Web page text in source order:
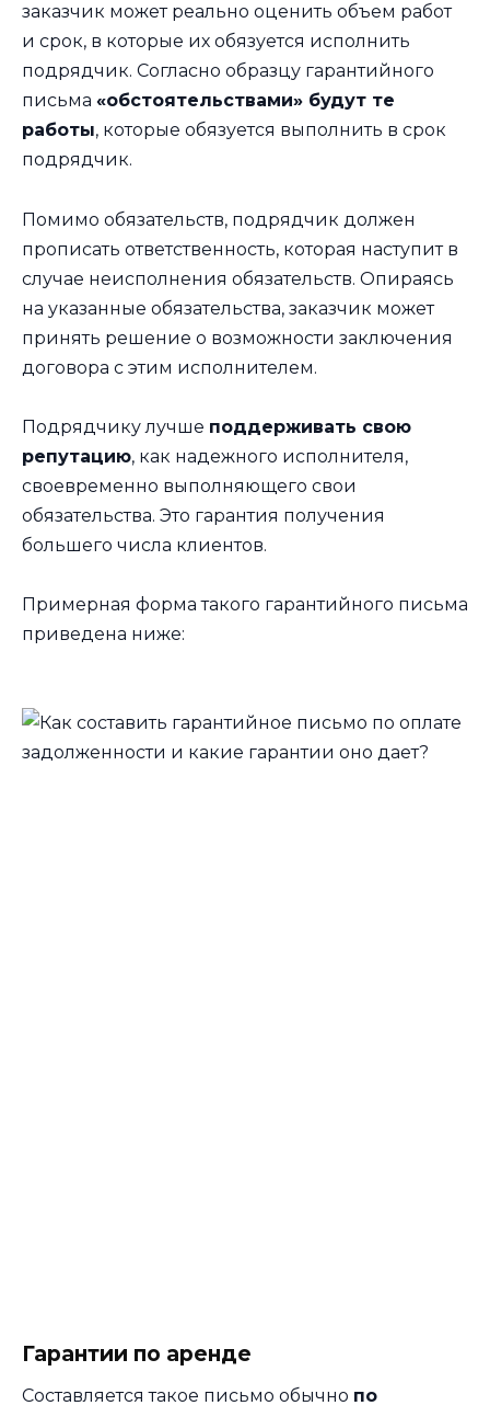
заказчик может реально оценить объем работ
и срок, в которые их обязуется исполнить
подрядчик. Согласно образцу гарантийного
письма «обстоятельствами» будут те
работы, которые обязуется выполнить в срок
подрядчик.
Помимо обязательств, подрядчик должен
прописать ответственность, которая наступит в
случае неисполнения обязательств. Опираясь
на указанные обязательства, заказчик может
принять решение о возможности заключения
договора с этим исполнителем.
Подрядчику лучше поддерживать свою
репутацию, как надежного исполнителя,
своевременно выполняющего свои
обязательства. Это гарантия получения
большего числа клиентов.
Примерная форма такого гарантийного письма
приведена ниже:
Гарантии по аренде
Составляется такое письмо обычно по